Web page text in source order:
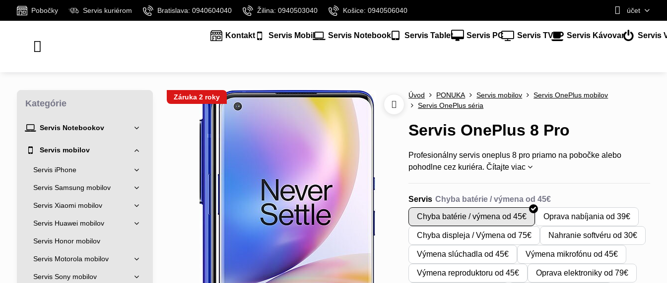
Pobočky Servis kuriérom Bratislava: 0940604040 Žilina: 0940503040 Košice: 0940506040 účet
Kontakt Servis Mobil Servis Notebook Servis Tablet Servis PC Servis TV Servis Kávovar Servis
Záruka 2 roky Úvod PONUKA Servis mobilov
Servis OnePlus mobilov
Servis OnePlus séria
Servis OnePlus 8 Pro
Profesionálny servis oneplus 8 pro priamo na pobočke alebo
pohodlne cez kuriéra.Čítajte viac
Servis
Chyba batérie / výmena od 45€ Oprava nabíjania od 39€
Chyba displeja / Výmena od 75€ Nahranie softvéru od 30€
Výmena slúchadla od 45€ Výmena mikrofónu od 45€
Výmena reproduktoru od 45€ Oprava elektroniky od 79€
Kategórie
Servis Notebookov
Servis mobilov
Servis iPhone
Servis Samsung mobilov
Servis Xiaomi mobilov
Servis Huawei mobilov
Servis Honor mobilov
Servis Motorola mobilov
Servis Sony mobilov